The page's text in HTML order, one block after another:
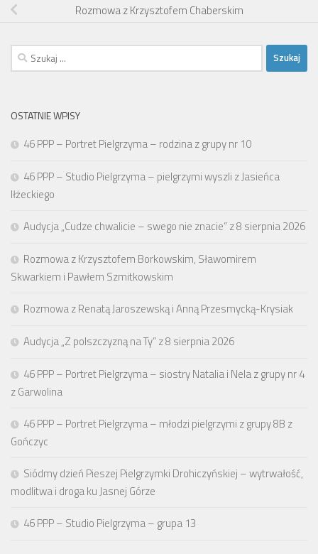
Rozmowa z Krzysztofem Chaberskim
Szukaj:
OSTATNIE WPISY
46 PPP – Portret Pielgrzyma – rodzina z grupy nr 10
46 PPP – Studio Pielgrzyma – pielgrzymi wyszli z Jasieńca
Iłżeckiego
Audycja „Cudze chwalicie – swego nie znacie” z 8 sierpnia 2026
Rozmowa z Krzysztofem Borkowskim, Sławomirem
Skwarkiem i Pawłem Szmitkowskim
Rozmowa z Renatą Jaroszewską i Anną Przesmycką-Krysiak
Audycja „Z polszczyzną na Ty” z 8 sierpnia 2026
46 PPP – Portret Pielgrzyma – siostry Natalia i Nela z grupy nr 4
z Garwolina
46 PPP – Portret Pielgrzyma – młodzi pielgrzymi z grupy 8B z
Gończyc
Siódmy dzień Pieszej Pielgrzymki Drohiczyńskiej – wytrwałość,
modlitwa i droga ku Jasnej Górze
46 PPP – Studio Pielgrzyma – grupa 13